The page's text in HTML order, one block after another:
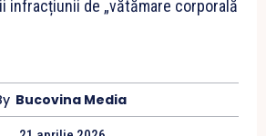
infracțiunii de „vătămare corporală
Bucovina Media